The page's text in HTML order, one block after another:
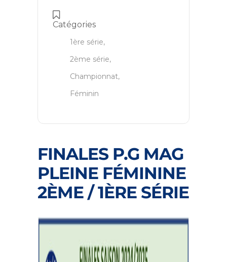
Catégories
1ère série,
2ème série,
Championnat,
Féminin
FINALES P.G MAG
PLEINE FÉMININE
2ÈME / 1ÈRE SÉRIE